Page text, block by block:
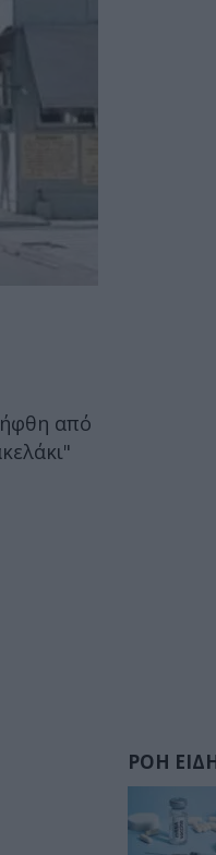
από
ΡΟΗ